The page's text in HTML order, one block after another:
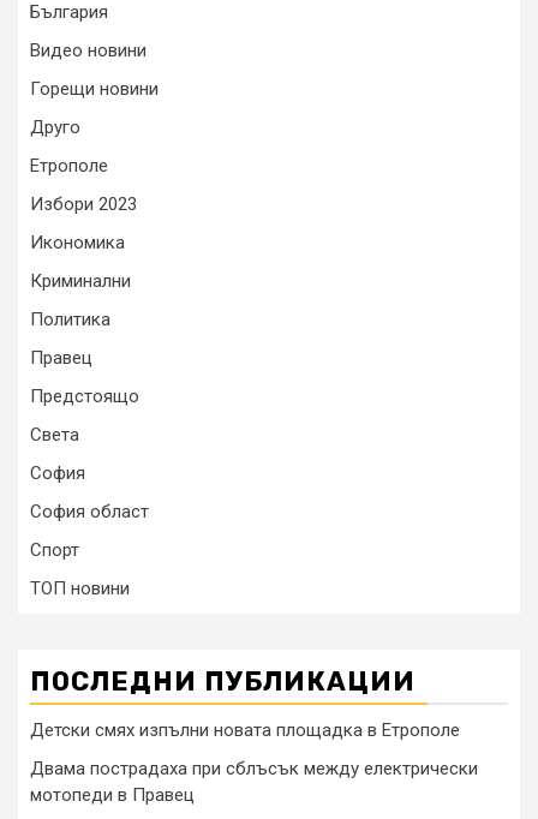
България
Видео новини
Горещи новини
Друго
Етрополе
Избори 2023
Икономика
Криминални
Политика
Правец
Предстоящо
Света
София
София област
Спорт
ТОП новини
ПОСЛЕДНИ ПУБЛИКАЦИИ
Детски смях изпълни новата площадка в Етрополе
Двама пострадаха при сблъсък между електрически
мотопеди в Правец